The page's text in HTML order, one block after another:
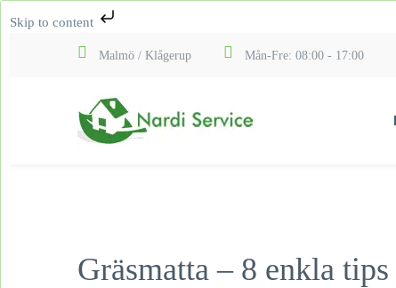
Skip to content
Malmö / Klågerup Mån-Fre: 08:00 - 17:00
Gräsmatta – 8 enkla